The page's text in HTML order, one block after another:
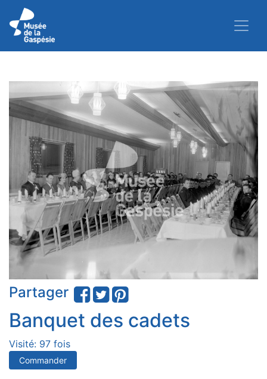
Partager
Banquet des cadets
Visité: 97 fois
Commander